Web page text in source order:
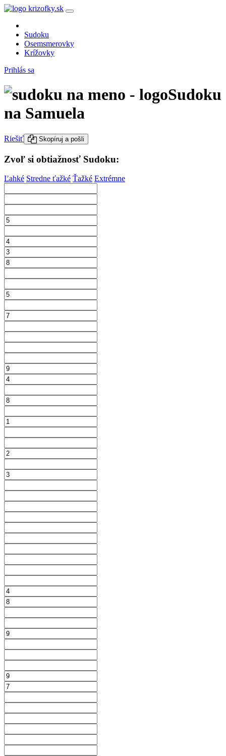
Sudoku
Osemsmerovky
Krížovky
Prihlás sa
Sudoku
na Samuela
Riešiť Skopíruj a pošli
Zvoľ si obtiažnosť Sudoku:
Ľahké Stredne ťažké Ťažké Extrémne